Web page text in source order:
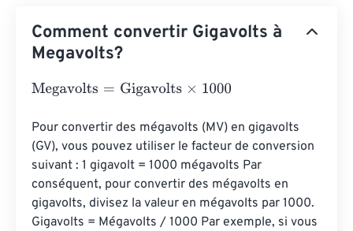
Comment convertir Gigavolts à
Megavolts?
Megavolts= Gigavolts×1000
Pour convertir des mégavolts (MV) en gigavolts
(GV), vous pouvez utiliser le facteur de conversion
suivant : 1 gigavolt = 1000 mégavolts Par
conséquent, pour convertir des mégavolts en
gigavolts, divisez la valeur en mégavolts par 1000.
Gigavolts = Mégavolts / 1000 Par exemple, si vous